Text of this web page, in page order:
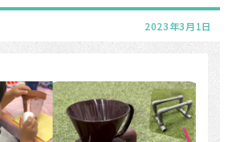
2023年3月1日